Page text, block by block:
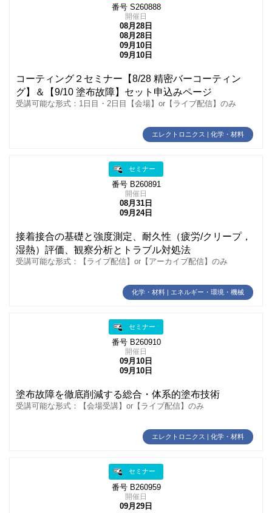
番号 S260888
開催日
08月28日
08月28日
09月10日
09月10日
コーティング２セミナー【8/28 精密バーコーティン
グ】＆【9/10 塗布故障】セット申込みページ
受講可能な形式：1日目・2日目【会場】or【ライブ配信】のみ
エレクトロニクス | 化学・材料
セミナー
番号 B260891
開催日
08月31日
09月24日
接着接合の基礎と強度測定、耐久性（疲労/クリープ，
湿熱）評価、観察分析とトラブル対処法
受講可能な形式：【ライブ配信】or【アーカイブ配信】のみ
化学・材料 | エネルギー・環境・機械
セミナー
番号 B260910
開催日
09月10日
09月10日
塗布故障を徹底削減する総合・体系的塗布技術
受講可能な形式：【会場受講】or【ライブ配信】のみ
エレクトロニクス | 化学・材料
セミナー
番号 B260959
開催日
09月29日